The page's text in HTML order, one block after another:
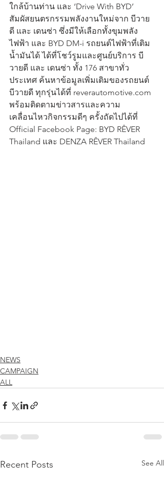
ใกล้บ้านท่าน และ ‘Drive With BYD’
สัมผัสยนตรกรรมพลังงานใหม่จาก บีวาย
ดี และ เดนซ่า ซึ่งมีให้เลือกทั้งขุมพลัง
ไฟฟ้า และ BYD DM-i รถยนต์ไฟฟ้าที่เติม
น้ำมันได้ ได้ที่โชว์รูมและศูนย์บริการ บี
วายดี และ เดนซ่า ทั้ง 176 สาขาทั่ว
ประเทศ ค้นหาข้อมูลเพิ่มเติมของรถยนต์
บีวายดี ทุกรุ่นได้ที่ reverautomotive.com
พร้อมติดตามข่าวสารและความ
เคลื่อนไหวกิจกรรมดีๆ ครั้งถัดไปได้ที่
Official Facebook Page: BYD RÊVER
Thailand และ DENZA RÊVER Thailand
NEWS
CAMPAIGN
ALL
Recent Posts See All